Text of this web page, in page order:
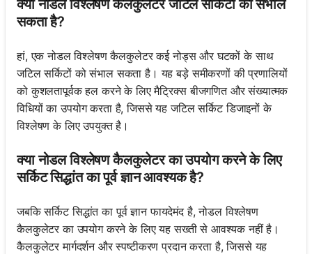
क्या नोडल विश्लेषण कैलकुलेटर जटिल सर्किटों को संभाल
सकता है?
हां, एक नोडल विश्लेषण कैलकुलेटर कई नोड्स और घटकों के साथ
जटिल सर्किटों को संभाल सकता है। यह बड़े समीकरणों की प्रणालियों
को कुशलतापूर्वक हल करने के लिए मैट्रिक्स बीजगणित और संख्यात्मक
विधियों का उपयोग करता है, जिससे यह जटिल सर्किट डिजाइनों के
विश्लेषण के लिए उपयुक्त है।
क्या नोडल विश्लेषण कैलकुलेटर का उपयोग करने के लिए
सर्किट सिद्धांत का पूर्व ज्ञान आवश्यक है?
जबकि सर्किट सिद्धांत का पूर्व ज्ञान फायदेमंद है, नोडल विश्लेषण
कैलकुलेटर का उपयोग करने के लिए यह सख्ती से आवश्यक नहीं है।
कैलकुलेटर मार्गदर्शन और स्पष्टीकरण प्रदान करता है, जिससे यह